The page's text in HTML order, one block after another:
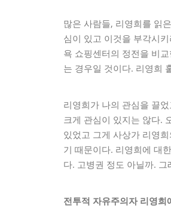
많은 사람들, 리영희를 읽
심이 있고 이것을 부각시
욕 쇼핑센터의 정전을 비
는 경우일 것이다. 리영희
리영희가 나의 관심을 끌
크게 관심이 있지는 않다.
있었고 그게 사상가 리영
기 때문이다. 리영희에 대
다. 고병권 정도 아닐까.
전투적 자유주의자 리영희